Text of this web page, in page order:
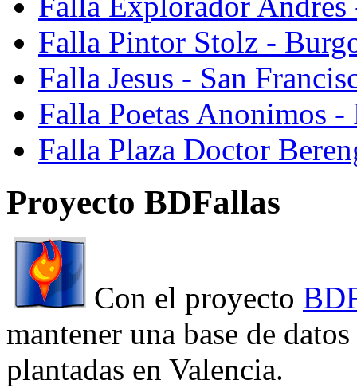
Falla Pintor Stolz -
Falla Jesus - San
Falla Poetas Anonimos
Falla Plaza Doctor
Proyecto BDFallas
Con el proyecto
mantener una base de
plantadas en Valencia.